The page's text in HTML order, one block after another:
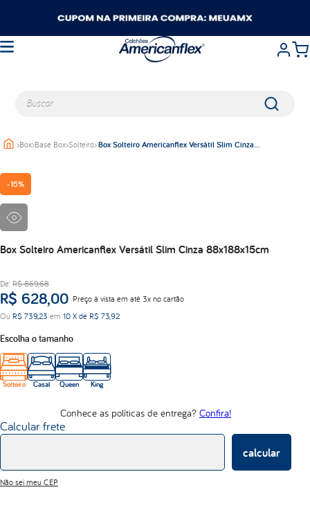
Buscar
>Box>Base Box>Solteiro>Box Solteiro Americanflex Versátil Slim Cinza
-15%
Box Solteiro Americanflex Versátil Slim Cinza 88x188x15cm
De: R$ 869,68
R$ 628,00 Preço à vista em até 3x no cartão
Ou R$ 739,23 em 10 X de R$ 73,92
Escolha o tamanho
Solteiro Casal Queen King
Conhece as políticas de entrega? Confira!
Calcular frete
calcular
Não sei meu CEP
TERMOS MAIS BUSCADOS
travesseiros
balance
lumi
abrace